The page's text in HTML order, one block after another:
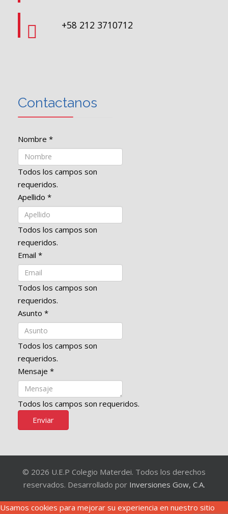
+58 212 3710712
Contactanos
Nombre *
Todos los campos son
requeridos.
Apellido *
Todos los campos son
requeridos.
Email *
Todos los campos son
requeridos.
Asunto *
Todos los campos son
requeridos.
Mensaje *
Todos los campos son requeridos.
Enviar
© 2026 U.E.P Colegio Materdei. Todos los derechos
reservados. Desarrollado por Inversiones Gow, C.A.
Usamos cookies para mejorar su experiencia en nuestro sitio